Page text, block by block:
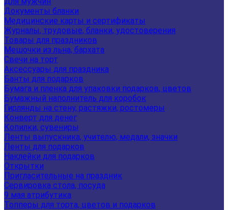
Документы бланки
Медицинские карты и сертификаты
Журналы, трудовые, бланки, удостоверения
Товары для праздников
Мешочки из льна, бархата
Свечи на торт
Аксессуары для праздника
Банты для подарков
Бумага и пленка для упаковки подарков, цветов
Бумажный наполнитель для коробок
Гирлянды на стену, растяжки, ростомеры
Конверт для денег
Копилки, сувениры
Ленты выпускника, учителю, медали, значки
Ленты для подарков
Наклейки для подарков
Открытки
Пригласительные на праздник
Сервировка стола, посуда
9 мая атрибутика
Топперы для торта, цветов и подарков